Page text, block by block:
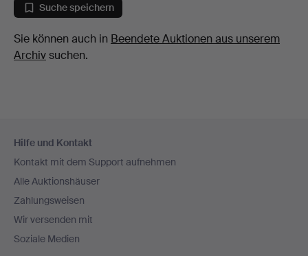
Suche speichern
Sie können auch in Beendete Auktionen aus unserem
Archivsuchen.
Navigation
Hilfe und Kontakt
Kontakt mit dem Support aufnehmen
Alle Auktionshäuser
Zahlungsweisen
Wir versenden mit
Soziale Medien